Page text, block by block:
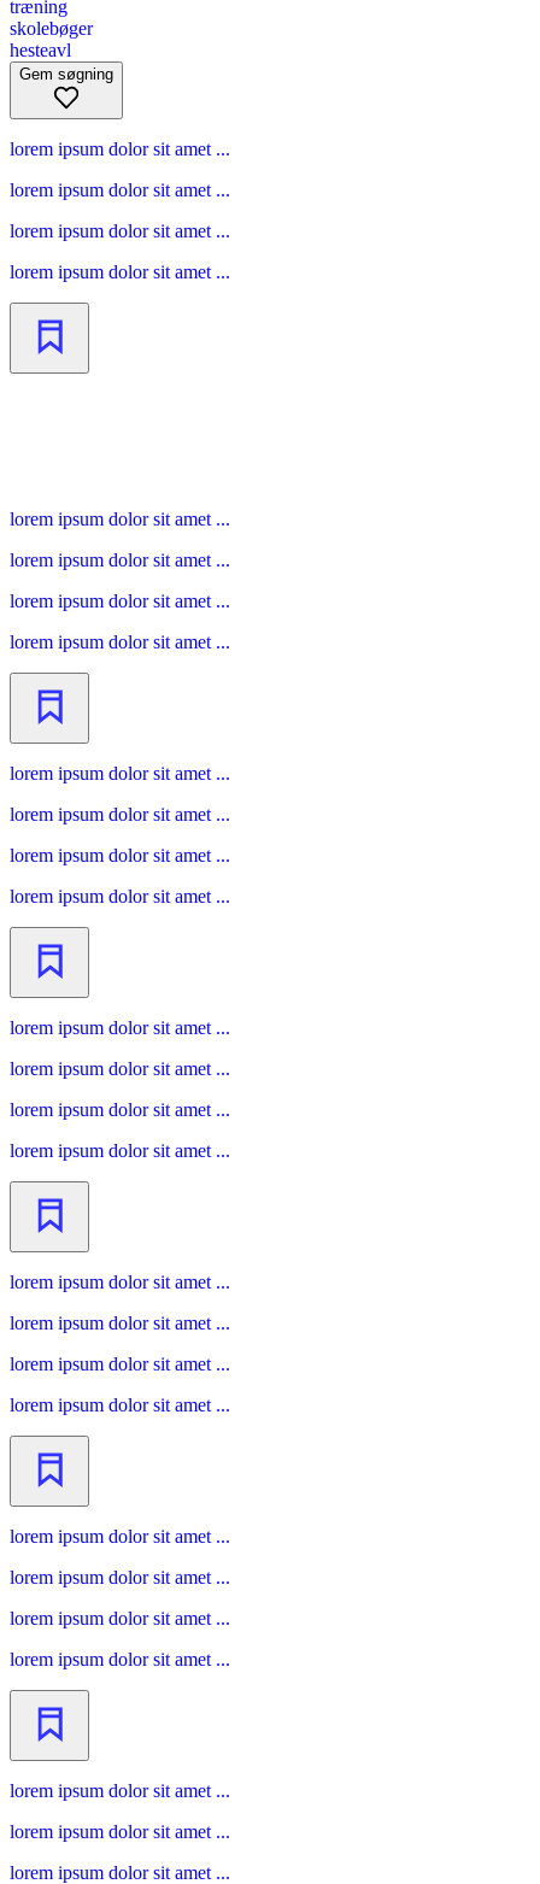
træning
skolebøger
hesteavl
Gem søgning
lorem ipsum dolor sit amet ...
lorem ipsum dolor sit amet ...
lorem ipsum dolor sit amet ...
lorem ipsum dolor sit amet ...
lorem ipsum dolor sit amet ...
lorem ipsum dolor sit amet ...
lorem ipsum dolor sit amet ...
lorem ipsum dolor sit amet ...
lorem ipsum dolor sit amet ...
lorem ipsum dolor sit amet ...
lorem ipsum dolor sit amet ...
lorem ipsum dolor sit amet ...
lorem ipsum dolor sit amet ...
lorem ipsum dolor sit amet ...
lorem ipsum dolor sit amet ...
lorem ipsum dolor sit amet ...
lorem ipsum dolor sit amet ...
lorem ipsum dolor sit amet ...
lorem ipsum dolor sit amet ...
lorem ipsum dolor sit amet ...
lorem ipsum dolor sit amet ...
lorem ipsum dolor sit amet ...
lorem ipsum dolor sit amet ...
lorem ipsum dolor sit amet ...
lorem ipsum dolor sit amet ...
lorem ipsum dolor sit amet ...
lorem ipsum dolor sit amet ...